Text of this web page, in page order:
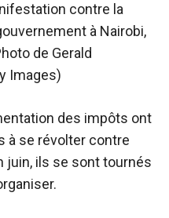
contre la
à Nairobi,
de Gerald
Images)
des impôts ont
à se révolter contre
juin, ils se sont tournés